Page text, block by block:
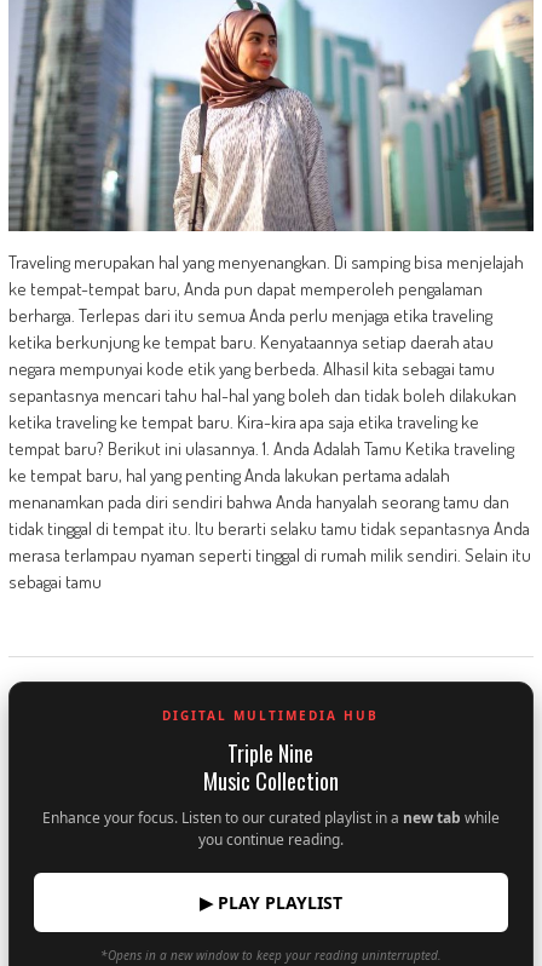
Traveling merupakan hal yang menyenangkan. Di samping bisa menjelajah
ke tempat-tempat baru, Anda pun dapat memperoleh pengalaman
berharga. Terlepas dari itu semua Anda perlu menjaga etika traveling
ketika berkunjung ke tempat baru. Kenyataannya setiap daerah atau
negara mempunyai kode etik yang berbeda. Alhasil kita sebagai tamu
sepantasnya mencari tahu hal-hal yang boleh dan tidak boleh dilakukan
ketika traveling ke tempat baru. Kira-kira apa saja etika traveling ke
tempat baru? Berikut ini ulasannya. 1. Anda Adalah Tamu Ketika traveling
ke tempat baru, hal yang penting Anda lakukan pertama adalah
menanamkan pada diri sendiri bahwa Anda hanyalah seorang tamu dan
tidak tinggal di tempat itu. Itu berarti selaku tamu tidak sepantasnya Anda
merasa terlampau nyaman seperti tinggal di rumah milik sendiri. Selain itu
sebagai tamu
DIGITAL MULTIMEDIA HUB
Triple Nine
Music Collection
Enhance your focus. Listen to our curated playlist in a new tab while
you continue reading.
▶ PLAY PLAYLIST
*Opens in a new window to keep your reading uninterrupted.